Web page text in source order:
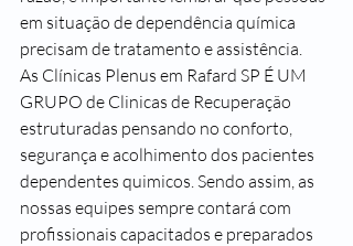
em situação de dependência química
precisam de tratamento e assistência.
As Clínicas Plenus em Rafard SP É UM
GRUPO de Clinicas de Recuperação
estruturadas pensando no conforto,
segurança e acolhimento dos pacientes
dependentes quimicos. Sendo assim, as
nossas equipes sempre contará com
profissionais capacitados e preparados